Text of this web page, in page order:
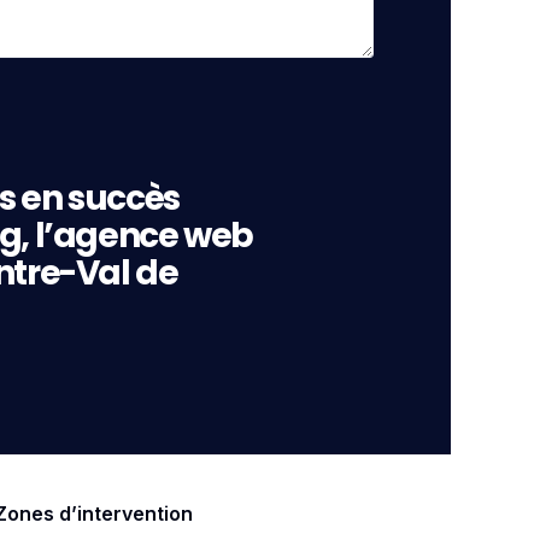
en succès
l’agence web
Val de
d’intervention